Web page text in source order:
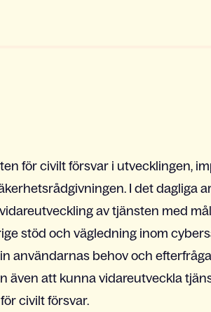
för civilt försvar i utvecklingen,
I det dagliga
av tjänsten med
stöd och vägledning inom
användarnas behov och
även att kunna vidareutveckla
civilt försvar.